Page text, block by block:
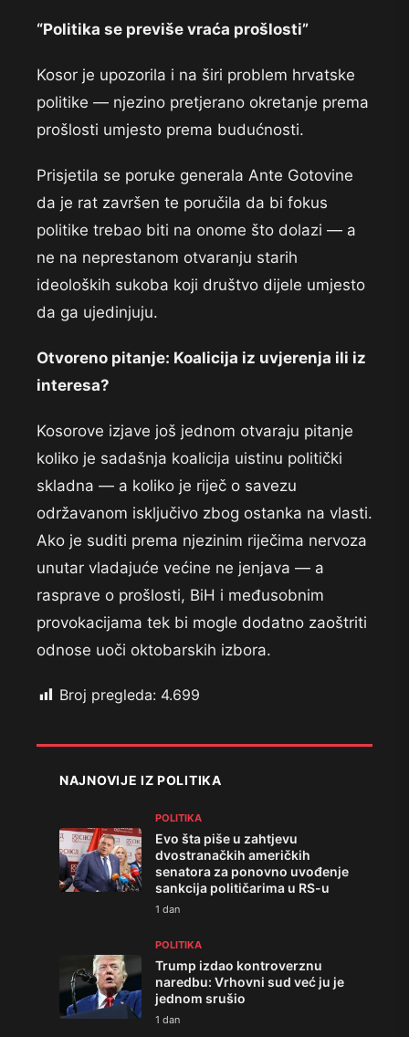
“Politika se previše vraća prošlosti”
Kosor je upozorila i na širi problem hrvatske
politike — njezino pretjerano okretanje prema
prošlosti umjesto prema budućnosti.
Prisjetila se poruke generala Ante Gotovine
da je rat završen te poručila da bi fokus
politike trebao biti na onome što dolazi — a
ne na neprestanom otvaranju starih
ideoloških sukoba koji društvo dijele umjesto
da ga ujedinjuju.
Otvoreno pitanje: Koalicija iz uvjerenja ili iz
interesa?
Kosorove izjave još jednom otvaraju pitanje
koliko je sadašnja koalicija uistinu politički
skladna — a koliko je riječ o savezu
održavanom isključivo zbog ostanka na vlasti.
Ako je suditi prema njezinim riječima nervoza
unutar vladajuće većine ne jenjava — a
rasprave o prošlosti, BiH i međusobnim
provokacijama tek bi mogle dodatno zaoštriti
odnose uoči oktobarskih izbora.
Broj pregleda: 4.699
NAJNOVIJE IZ POLITIKA
POLITIKA
Evo šta piše u zahtjevu
dvostranačkih američkih
senatora za ponovno uvođenje
sankcija političarima u RS-u
1 dan
POLITIKA
Trump izdao kontroverznu
naredbu: Vrhovni sud već ju je
jednom srušio
1 dan